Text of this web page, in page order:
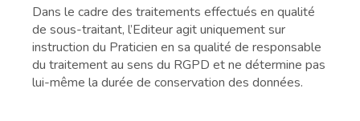
Dans le cadre des traitements effectués en qualité
de sous-traitant, l’Editeur agit uniquement sur
instruction du Praticien en sa qualité de responsable
du traitement au sens du RGPD et ne détermine pas
lui-même la durée de conservation des données.